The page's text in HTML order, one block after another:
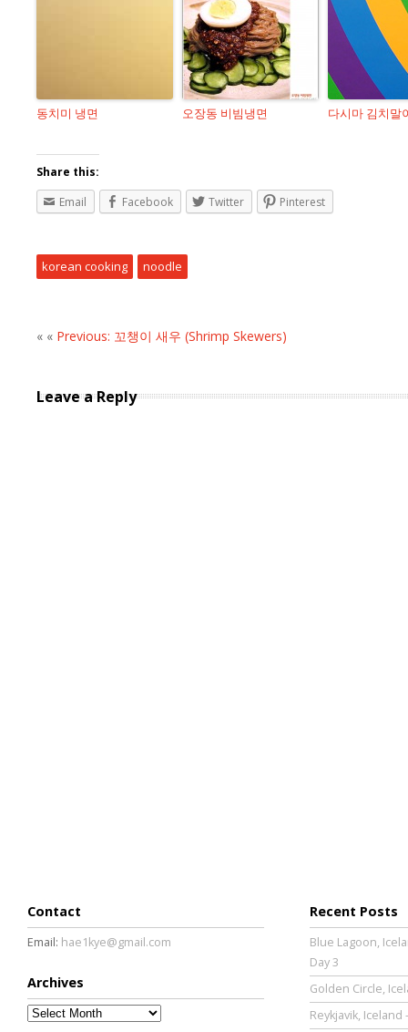
동치미 냉면 오장동 비빔냉면 다시마 김치말
Share this:
Email
Facebook Twitter Pinterest
korean cooking noodle
« « Previous: 꼬챙이 새우 (Shrimp Skewers)
Leave a Reply
Contact
Email: hae1kye@gmail.com
Archives
Archives
Recent Posts
Blue Lagoon,
Day 3
Golden Circle,
Reykjavik, Iceland